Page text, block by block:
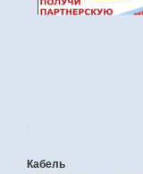
.
Кабель